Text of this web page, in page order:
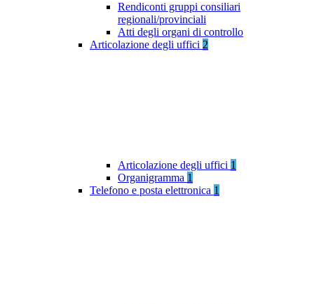
Rendiconti gruppi consiliari
regionali/provinciali
Atti degli organi di controllo
Articolazione degli uffici 2
Articolazione degli uffici 1
Organigramma 1
Telefono e posta elettronica 1